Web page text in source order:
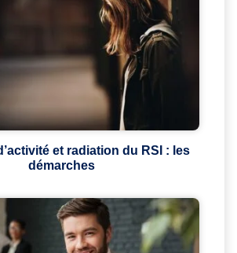
et radiation du RSI : les
démarches